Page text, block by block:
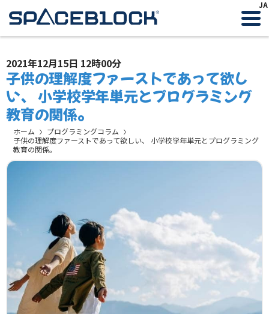
JA
2021年12月15日 12時00分
子供の理解度ファーストであって欲し
い、 小学校学年単元とプログラミング
教育の関係。
ホーム
プログラミングコラム
子供の理解度ファーストであって欲しい、 小学校学年単元とプログラミング
教育の関係。